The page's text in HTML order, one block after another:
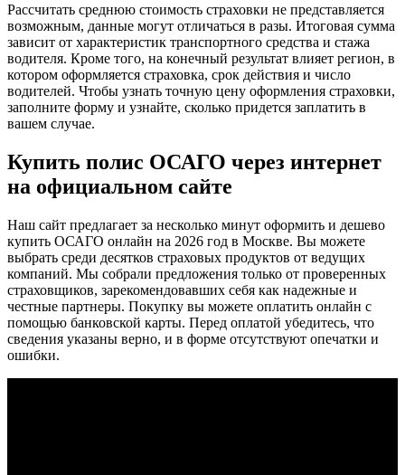
Рассчитать среднюю стоимость страховки не представляется
возможным, данные могут отличаться в разы. Итоговая сумма
зависит от характеристик транспортного средства и стажа
водителя. Кроме того, на конечный результат влияет регион, в
котором оформляется страховка, срок действия и число
водителей. Чтобы узнать точную цену оформления страховки,
заполните форму и узнайте, сколько придется заплатить в
вашем случае.
Купить полис ОСАГО через интернет
на официальном сайте
Наш сайт предлагает за несколько минут оформить и дешево
купить ОСАГО онлайн на 2026 год в Москве. Вы можете
выбрать среди десятков страховых продуктов от ведущих
компаний. Мы собрали предложения только от проверенных
страховщиков, зарекомендовавших себя как надежные и
честные партнеры. Покупку вы можете оплатить онлайн с
помощью банковской карты. Перед оплатой убедитесь, что
сведения указаны верно, и в форме отсутствуют опечатки и
ошибки.